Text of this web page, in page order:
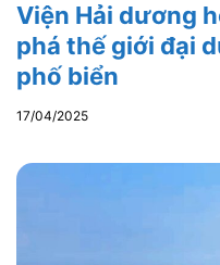
Viện Hải dương
phá thế giới đại
phố biển
17/04/2025